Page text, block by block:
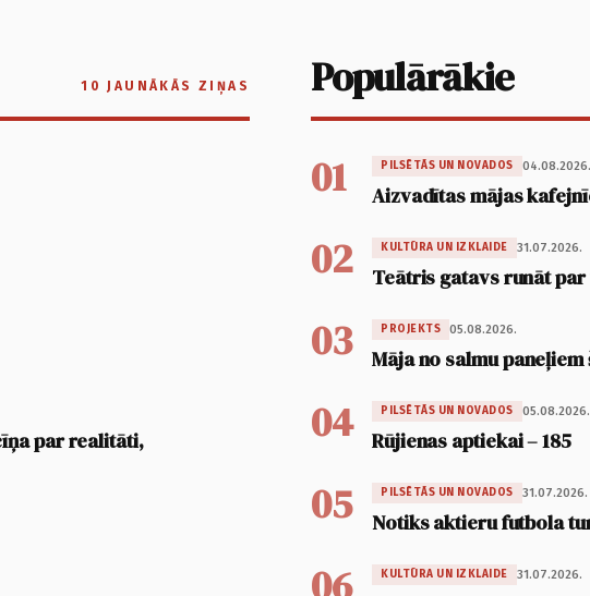
10 JAUNĀKĀS ZIŅAS
par realitāti,
Populārākie
01 PILSĒTĀS UN NOVADOS 04.08.2026.
Aizvadītas mājas
02 KULTŪRA UN IZKLAIDE 31.07.2026.
Teātris gatavs runāt
03 PROJEKTS 05.08.2026.
Māja no salmu
04 PILSĒTĀS UN NOVADOS 05.08.2026.
Rūjienas aptiekai – 185
05 PILSĒTĀS UN NOVADOS 31.07.2026.
Notiks aktieru futbola
KULTŪRA UN IZKLAIDE 31.07.2026.